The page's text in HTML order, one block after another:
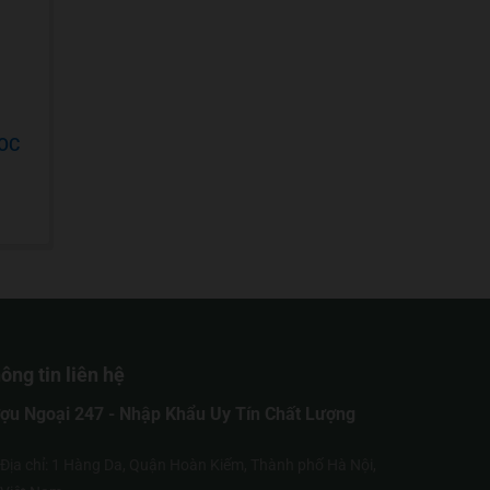
tin liên hệ
Ngoại 247 - Nhập Khẩu Uy Tín Chất Lượng